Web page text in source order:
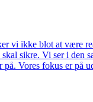
vi ikke blot at være
sikre. Vi ser i
Vores fokus er på